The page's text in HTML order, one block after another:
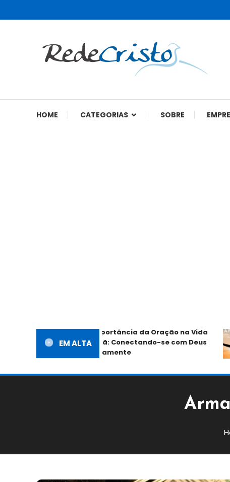
HOME CATEGORIAS SOBRE
EM ALTA
A Importância da Oração na Vida
Cristã: Conectando-se com Deus
Diariamente